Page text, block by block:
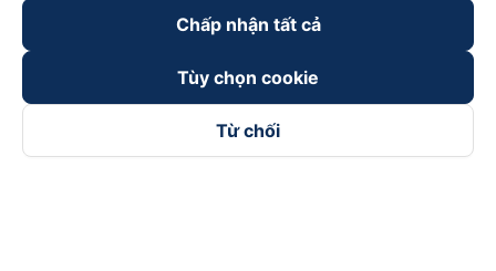
Chấp nhận tất cả
Tùy chọn cookie
Từ chối